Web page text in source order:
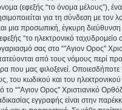
(εφεξής “το όνομα μέλους”),
για τη σύνδεση με τον
μια προσωπική, έγκυρη διεύθυνση
“το ηλεκτρονικό
σας στο “"Αγιον Ορος"
από τους νόμους περί
που μας φιλοξενεί.
του κωδικού και του
το “"Αγιον Ορος" Χριστιανικό
εγγραφής είναι στην